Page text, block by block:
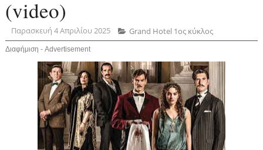
(video)
Παρασκευή 4 Απριλίου 2025 Grand Hotel 1ος κύκλος
Διαφήμιση - Advertisement